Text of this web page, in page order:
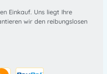
Einkauf. Uns liegt Ihre
wir den reibungslosen